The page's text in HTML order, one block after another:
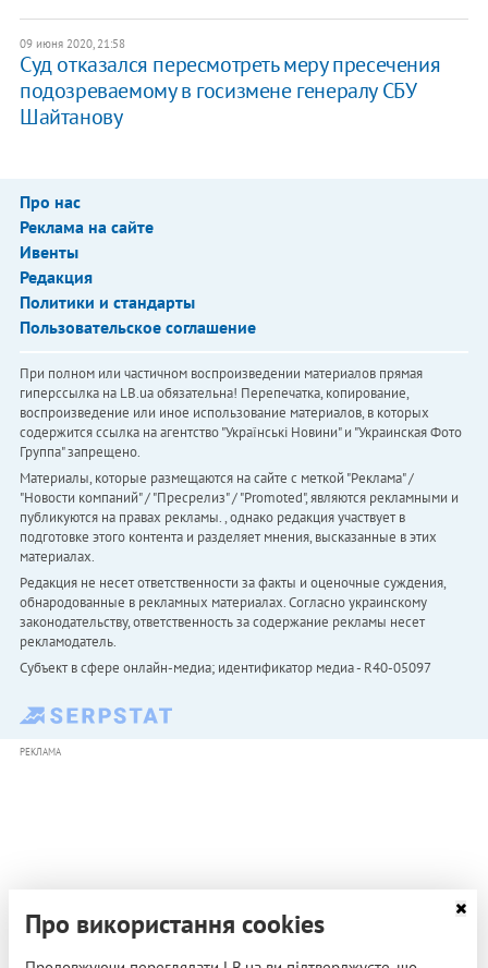
09 июня 2020, 21:58
Суд отказался пересмотреть меру пресечения
подозреваемому в госизмене генералу СБУ
Шайтанову
Про нас
Реклама на сайте
Ивенты
Редакция
Политики и стандарты
Пользовательское соглашение
При полном или частичном воспроизведении материалов прямая
гиперссылка на LB.ua обязательна! Перепечатка, копирование,
воспроизведение или иное использование материалов, в которых
содержится ссылка на агентство "Українськi Новини" и "Украинская Фото
Группа" запрещено.
Материалы, которые размещаются на сайте с меткой "Реклама" /
"Новости компаний" / "Пресрелиз" / "Promoted", являются рекламными и
публикуются на правах рекламы. , однако редакция участвует в
подготовке этого контента и разделяет мнения, высказанные в этих
материалах.
Редакция не несет ответственности за факты и оценочные суждения,
обнародованные в рекламных материалах. Согласно украинскому
законодательству, ответственность за содержание рекламы несет
рекламодатель.
Субъект в сфере онлайн-медиа; идентификатор медиа - R40-05097
РЕКЛАМА
Про використання cookies